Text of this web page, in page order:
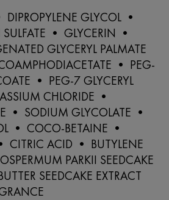
GLYCOL •
SULFATE • GLYCERIN •
GLYCERYL PALMATE
• PEG-
• PEG-7 GLYCERYL
CHLORIDE •
• SODIUM GLYCOLATE •
• COCO-BETAINE •
CITRIC ACID • BUTYLENE
PARKII SEEDCAKE
SEEDCAKE EXTRACT